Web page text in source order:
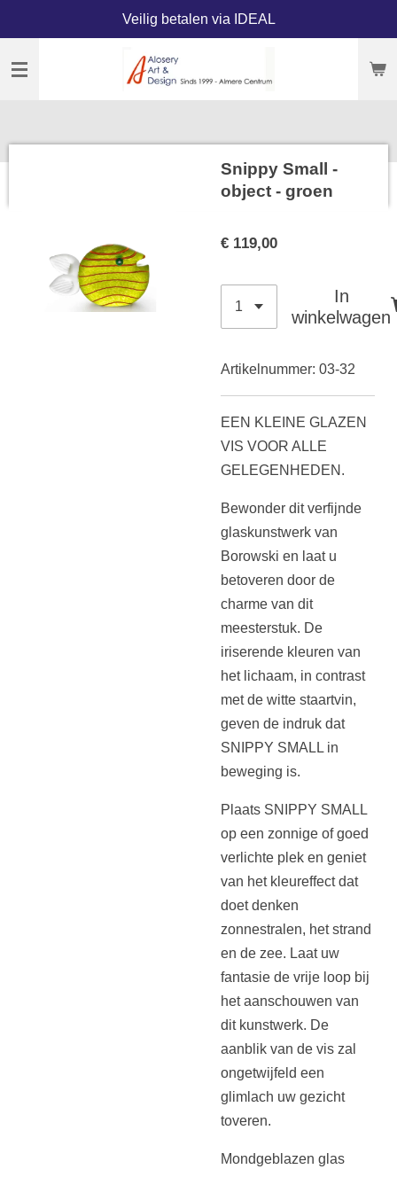
naar
Veilig betalen via IDEAL
Snippy Small -
object - groen
€ 119,00
In
winkelwagen
Artikelnummer: 03-32
EEN KLEINE GLAZEN
VIS VOOR ALLE
GELEGENHEDEN.
Bewonder dit verfijnde
glaskunstwerk van
Borowski en laat u
betoveren door de
charme van dit
meesterstuk. De
iriserende kleuren van
het lichaam, in contrast
met de witte staartvin,
geven de indruk dat
SNIPPY SMALL in
beweging is.
Plaats SNIPPY SMALL
op een zonnige of goed
verlichte plek en geniet
van het kleureffect dat
doet denken
zonnestralen, het strand
en de zee. Laat uw
fantasie de vrije loop bij
het aanschouwen van
dit kunstwerk. De
aanblik van de vis zal
ongetwijfeld een
glimlach uw gezicht
toveren.
Mondgeblazen glas